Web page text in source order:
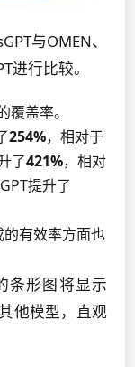
与OMEN、
进行比较。
覆盖率。
254%，相对于
了421%，相对
提升了
的有效率方面也
条形图将显示
他模型，直观